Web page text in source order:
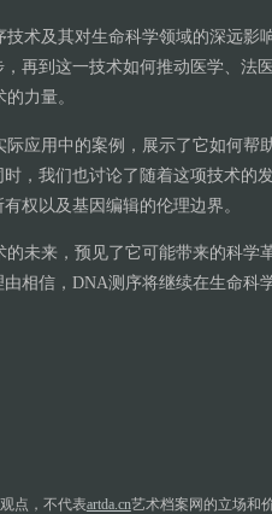
术及其对生命科学领域的深远影
再到这一技术如何推动医学、法
力量。
应用中的案例，展示了它如何帮
，我们也讨论了随着这项技术的
权以及基因编辑的伦理边界。
未来，预见了它可能带来的科学
相信，DNA测序将继续在生命科
点，不代表artda.cn艺术档案网的立场和